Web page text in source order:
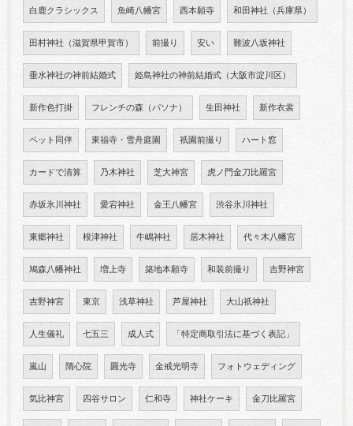
白鹿クラシックス 魚崎八幡宮 西本願寺 和田神社（兵庫県）
田村神社（滋賀県甲賀市） 前撮り 安い 難波八坂神社
垂水神社の神前結婚式 姫島神社の神前結婚式（大阪市淀川区）
新作色打掛 フレンチの森（パソナ） 生田神社 新作衣裳
ペット同伴 東福寺・雪舟庭園 祇園前撮り ハート窓
カードで清算 乃木神社 芝大神宮 虎ノ門金刀比羅宮
赤坂氷川神社 愛宕神社 金王八幡宮 渋谷氷川神社
東郷神社 根津神社 牛嶋神社 居木神社 代々木八幡宮
鳩森八幡神社 増上寺 築地本願寺 和装前撮り 吉野神宮
吉野神宮 東京 浅草神社 芦屋神社 大山祇神社
人生儀礼 七五三 成人式 「特定商取引法に基づく表記」
嵐山 隋心院 圓光寺 金戒光明寺 フォトウェディング
気比神宮 四谷サロン 仁和寺 神社ケーキ 金刀比羅宮